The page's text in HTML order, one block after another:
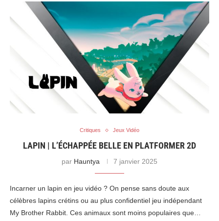
Critiques Jeux Vidéo
LAPIN | L’ÉCHAPPÉE BELLE EN PLATFORMER 2D
par Hauntya 7 janvier 2025
Incarner un lapin en jeu vidéo ? On pense sans doute aux
célèbres lapins crétins ou au plus confidentiel jeu indépendant
My Brother Rabbit. Ces animaux sont moins populaires que…